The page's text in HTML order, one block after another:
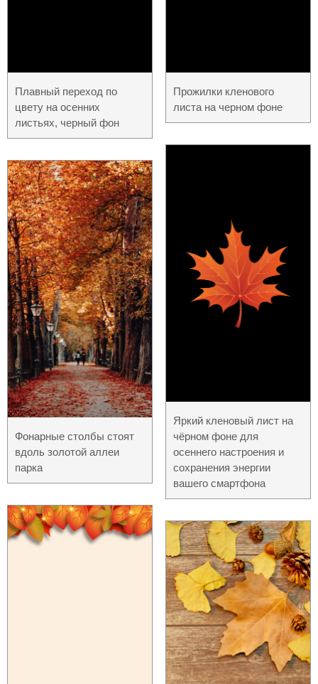
Плавный переход по
цвету на осенних
листьях, черный фон
Фонарные столбы стоят
вдоль золотой аллеи
парка
Прожилки кленового
листа на черном фоне
Яркий кленовый лист на
чёрном фоне для
осеннего настроения и
сохранения энергии
вашего смартфона